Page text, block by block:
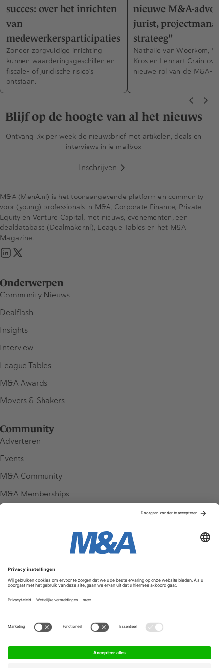
succes: over het inrichten
van
medewerkersparticipaties
Zonder zorgvuldige inrichting
kunnen waarderingsgeschillen en
fiscale- of juridische risico’s
ontstaan.
nieuwe M&A-
jurist,
strateeg"
Nathalie van Woerkom,
Kros en Lennart Crain
nieuwe rol van de M&A-
Blijf op de hoogte van al het nieuws
Ontvang 3x per week de nieuwsbrief met artikelen, deals en
interviews in je mailbox
Inschrijven
Onderwerpen
Community Nieuws
Dealflash
Insights
Interview
League Tables
M&A Awards
Movers & Shakers
Community
Adverteren
Events
M&A Community
M&A Memberships
Service & Contact
Contact
FAQ
Werken bij ons
Algemene Voorwaarden
M&A (MenA.nl) is het toonaangevende platform en community
voor (young) professionals in M&A, Corporate Finance, Private
Equity en Venture Capital, met nieuws, evenementen, een
dealdatabase (Dealmaker.nl), League Tables en het M&A
Magazine.